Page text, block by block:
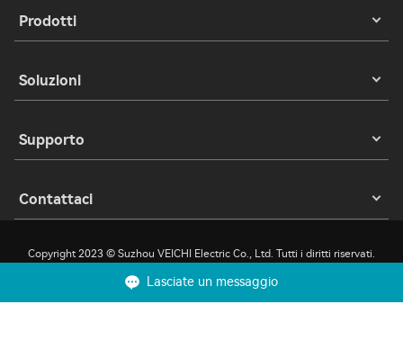
Prodotti
Soluzioni
Supporto
Contattaci
Copyright 2023 © Suzhou VEICHI Electric Co., Ltd. Tutti i diritti riservati.
Privacy Termini di utilizzo Biscotti
Lasciate un messaggio